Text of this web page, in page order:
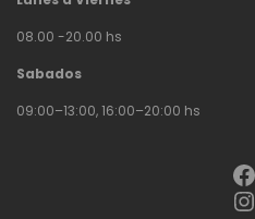
08.00 -20.00 hs
Sabados
09:00–13:00, 16:00–20:00 hs
Facebook
Instagram